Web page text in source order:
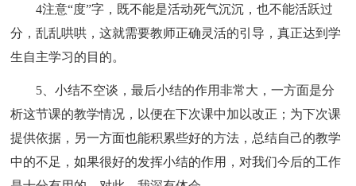
4注意“度”字，既不能是活动死气沉沉，也不能活跃过
分，乱乱哄哄，这就需要教师正确灵活的引导，真正达到学
生自主学习的目的。
5、小结不空谈，最后小结的作用非常大，一方面是分
析这节课的教学情况，以便在下次课中加以改正；为下次课
提供依据，另一方面也能积累些好的方法，总结自己的教学
中的不足，如果很好的发挥小结的作用，对我们今后的工作